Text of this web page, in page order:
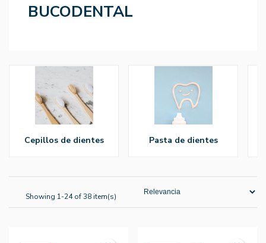
BUCODENTAL
cepillos de dientes pasta de dientes
Showing 1-24 of 38 item(s)